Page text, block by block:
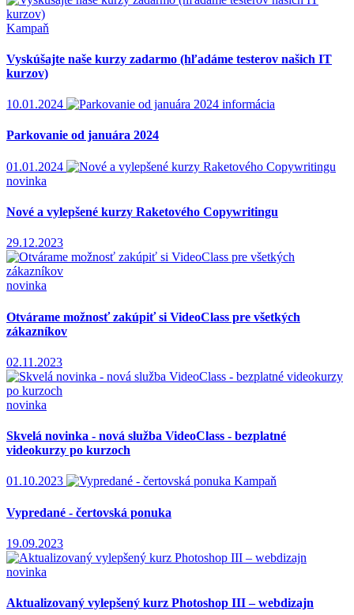
Kampaň
Vyskúšajte naše kurzy zadarmo (hľadáme testerov našich IT
kurzov)
10.01.2024 informácia
Parkovanie od januára 2024
01.01.2024
novinka
Nové a vylepšené kurzy Raketového Copywritingu
29.12.2023
novinka
Otvárame možnosť zakúpiť si VideoClass pre všetkých
zákazníkov
02.11.2023
novinka
Skvelá novinka - nová služba VideoClass - bezplatné
videokurzy po kurzoch
01.10.2023 Kampaň
Vypredané - čertovská ponuka
19.09.2023
novinka
Aktualizovaný vylepšený kurz Photoshop III – webdizajn